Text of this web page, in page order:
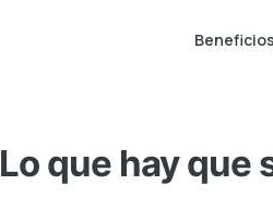
Beneficios
Lo que hay que